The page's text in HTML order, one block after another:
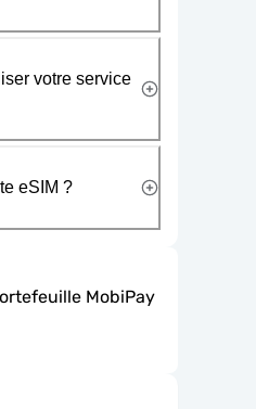
votre service
eSIM ?
MobiPay